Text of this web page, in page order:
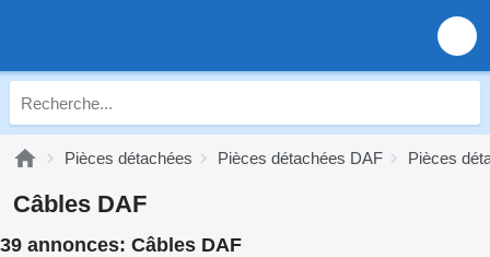
Pièces détachées Pièces détachées DAF Pièces
Câbles DAF
39 annonces: Câbles DAF